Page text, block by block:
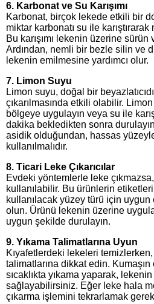
6. Karbonat ve Su Karışımı
Karbonat, birçok lekede etkili bir
miktar karbonatı su ile karıştırarak
Bu karışımı lekenin üzerine
Ardından, nemli bir bezle silin ve
lekenin emilmesine yardımcı olur.
7. Limon Suyu
Limon suyu, doğal bir
çıkarılmasında etkili olabilir.
bölgeye uygulayın veya su ile
dakika bekledikten sonra
asidik olduğundan, hassas
kullanılmalıdır.
8. Ticari Leke Çıkarıcılar
Evdeki yöntemlerle leke
kullanılabilir. Bu ürünlerin
kullanılacak yüzey türü için uygun
olun. Ürünü lekenin üzerine
uygun şekilde durulayın.
9. Yıkama Talimatlarına Uyun
Kıyafetlerdeki lekeleri
talimatlarına dikkat edin.
sıcaklıkta yıkama yaparak, lekenin
sağlayabilirsiniz. Eğer leke hala
çıkarma işlemini tekrarlamak